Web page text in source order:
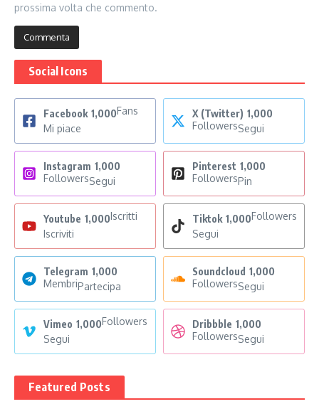
prossima volta che commento.
Social Icons
Facebook 1,000Fans
Mi piace
X (Twitter) 1,000
FollowersSegui
Instagram 1,000
FollowersSegui
Pinterest 1,000
FollowersPin
Youtube 1,000Iscritti
Iscriviti
Tiktok 1,000Followers
Segui
Telegram 1,000
MembriPartecipa
Soundcloud 1,000
FollowersSegui
Vimeo 1,000Followers
Segui
Dribbble 1,000
FollowersSegui
Featured Posts